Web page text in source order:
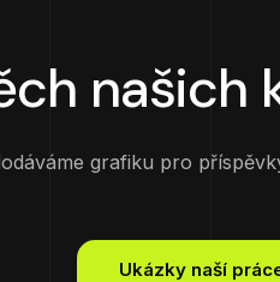
našich
grafiku pro
Ukázky naší